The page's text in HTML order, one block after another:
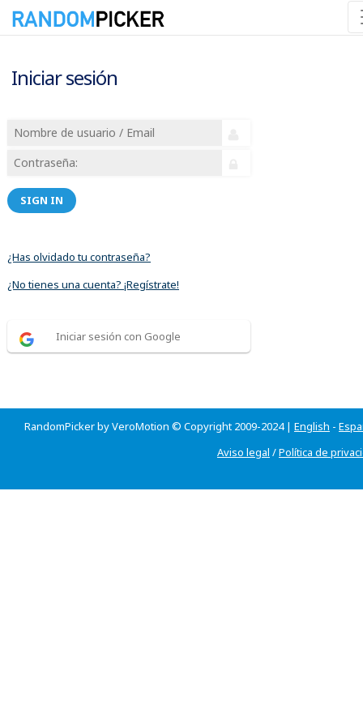
Iniciar sesión
SIGN IN
¿Has olvidado tu contraseña?
¿No tienes una cuenta? ¡Regístrate!
Iniciar sesión con Google
RandomPicker by VeroMotion © Copyright 2009-2024 | English -
Aviso legal /Política de